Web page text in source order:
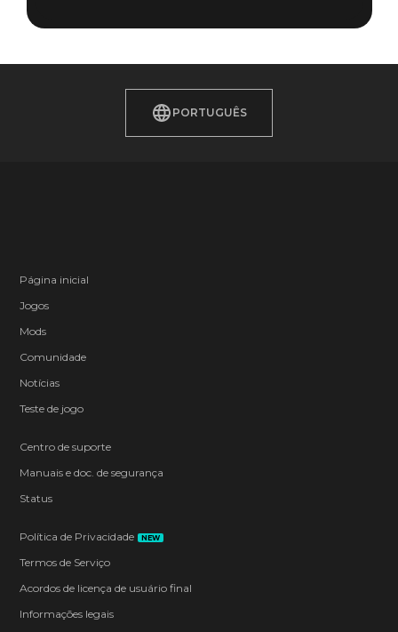
PORTUGUÊS
Página inicial
Jogos
Mods
Comunidade
Notícias
Teste de jogo
Centro de suporte
Manuais e doc. de segurança
Status
Política de Privacidade NEW
Termos de Serviço
Acordos de licença de usuário final
Informações legais